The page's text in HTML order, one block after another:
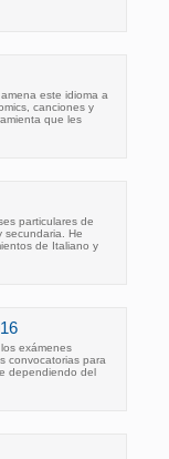
este idioma a
canciones y
que les
particulares de
secundaria. He
de Italiano y
exámenes
convocatorias para
dependiendo del